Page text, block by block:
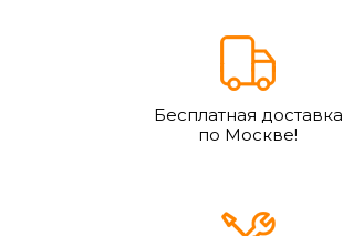
Бесплатная доставка
по Москве!